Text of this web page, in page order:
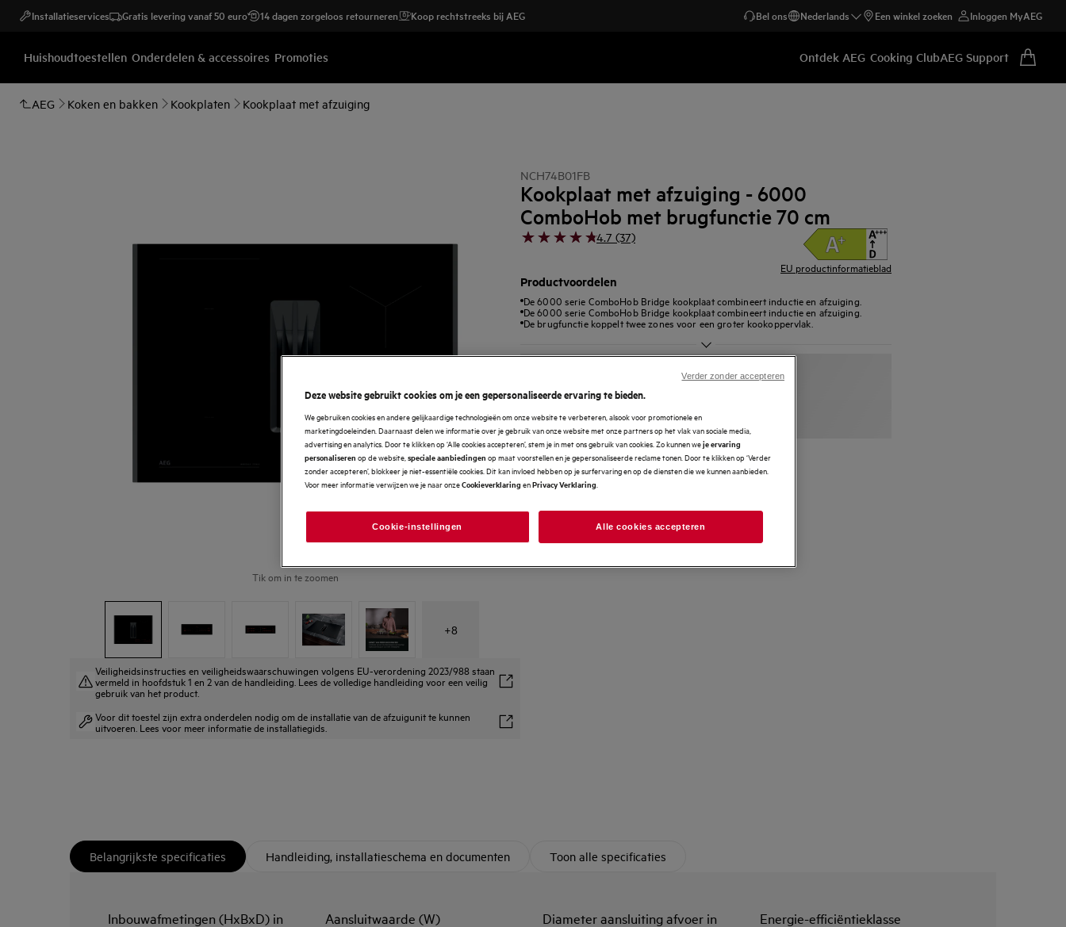
Installatieservices Gratis levering vanaf 50 euro 14 dagen zorgeloos retourneren Koop rechtstreeks bij AEG Bel ons Nederlands Een winkel zoeken Inloggen MyAEG
Huishoudtoestellen Onderdelen & accessoires Promoties Ontdek AEG Cooking ClubAEG Support
AEG Koken en bakken Kookplaten Kookplaat met afzuiging
Tik om in te zoomen
+8
Veiligheidsinstructies en veiligheidswaarschuwingen volgens EU-verordening 2023/988 staan
vermeld in hoofdstuk 1 en 2 van de handleiding. Lees de volledige handleiding voor een veilig
gebruik van het product.
Voor dit toestel zijn extra onderdelen nodig om de installatie van de afzuigunit te kunnen
uitvoeren. Lees voor meer informatie de installatiegids.
NCH74B01FB
Kookplaat met afzuiging - 6000
ComboHob met brugfunctie 70 cm
4.7 (37)
EU productinformatieblad
Productvoordelen
De 6000 serie ComboHob Bridge kookplaat combineert inductie en afzuiging.
De 6000 serie ComboHob Bridge kookplaat combineert inductie en afzuiging.
De brugfunctie koppelt twee zones voor een groter kookoppervlak.
Belangrijkste specificaties Handleiding, installatieschema en documenten Toon alle specificaties
Inbouwafmetingen (HxBxD) in
Aansluitwaarde (W)
Diameter aansluiting afvoer in
Energie-efficiëntieklasse
Deze website gebruikt cookies om je een gepersonaliseerde ervaring te bieden.
We gebruiken cookies en andere gelijkaardige technologieën om onze website te verbeteren, alsook voor promotionele en
marketingdoeleinden. Daarnaast delen we informatie over je gebruik van onze website met onze partners op het vlak van sociale media,
advertising en analytics. Door te klikken op ‘Alle cookies accepteren’, stem je in met ons gebruik van cookies. Zo kunnen weje ervaring
personaliseren op de website, speciale aanbiedingen op maat voorstellen en je gepersonaliseerde reclame tonen. Door te klikken op ‘Verder
zonder accepteren’, blokkeer je niet-essentiële cookies. Dit kan invloed hebben op je surfervaring en op de diensten die we kunnen aanbieden.
Voor meer informatie verwijzen we je naar onzeCookieverklaring enPrivacy Verklaring
Cookie-instellingen Alle cookies accepteren
Verder zonder accepteren